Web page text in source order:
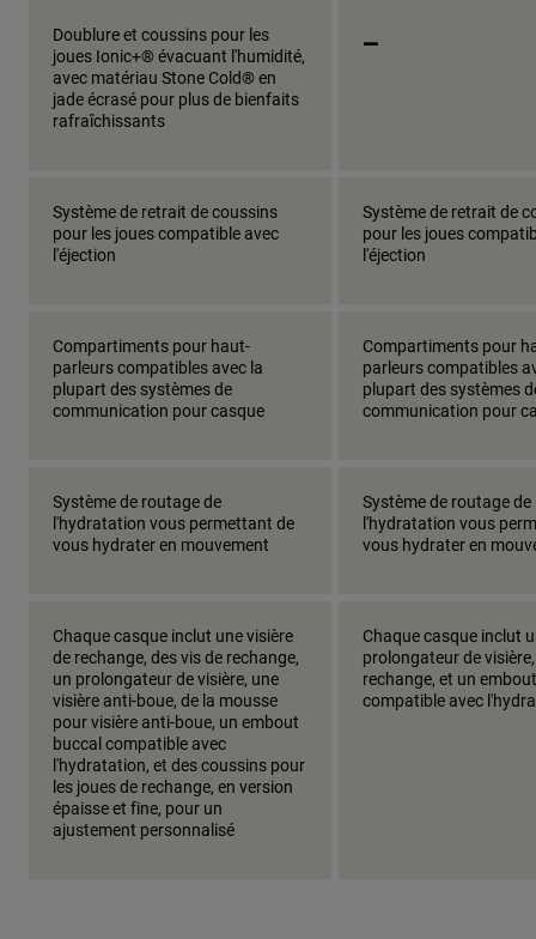
Doublure et coussins pour les
joues Ionic+® évacuant l'humidité,
avec matériau Stone Cold® en
jade écrasé pour plus de bienfaits
rafraîchissants
_
Système de retrait de coussins
pour les joues compatible avec
l'éjection
Système de retrait de
pour les joues
l'éjection
Compartiments pour haut-
parleurs compatibles avec la
plupart des systèmes de
communication pour casque
Compartiments pour
parleurs compatibles
plupart des systèmes
communication pour
Système de routage de
l'hydratation vous permettant de
vous hydrater en mouvement
Système de routage de
l'hydratation vous
vous hydrater en
Chaque casque inclut une visière
de rechange, des vis de rechange,
un prolongateur de visière, une
visière anti-boue, de la mousse
pour visière anti-boue, un embout
buccal compatible avec
l'hydratation, et des coussins pour
les joues de rechange, en version
épaisse et fine, pour un
ajustement personnalisé
Chaque casque inclut
prolongateur de
rechange, et un
compatible avec